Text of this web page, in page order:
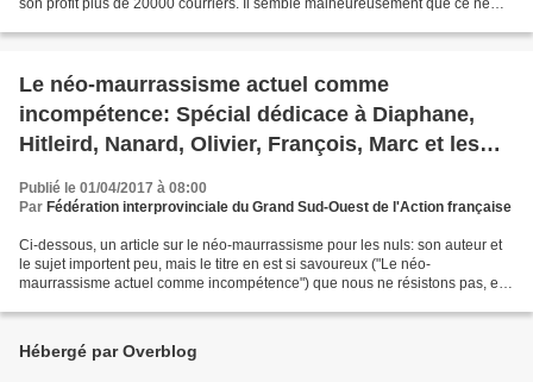
son profit plus de 20000 courriers. Il semble malheureusement que ce ne
Le néo-maurrassisme actuel comme
incompétence: Spécial dédicace à Diaphane,
Hitleird, Nanard, Olivier, François, Marc et les
autres
Publié le 01/04/2017 à 08:00
Par Fédération interprovinciale du Grand Sud-Ouest de l'Action française
Ci-dessous, un article sur le néo-maurrassisme pour les nuls: son auteur et
le sujet importent peu, mais le titre en est si savoureux ("Le néo-
maurrassisme actuel comme incompétence") que nous ne résistons pas, en
Hébergé par Overblog